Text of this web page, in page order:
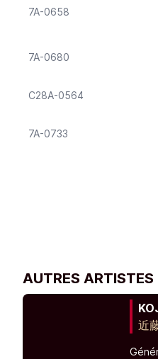
7A-0658
7A-0680
C28A-0564
7A-0733
AUTRES ARTISTES
近